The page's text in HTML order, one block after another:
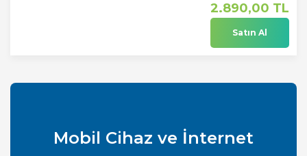
2.890,00 TL
Satın Al
Mobil Cihaz ve İnternet